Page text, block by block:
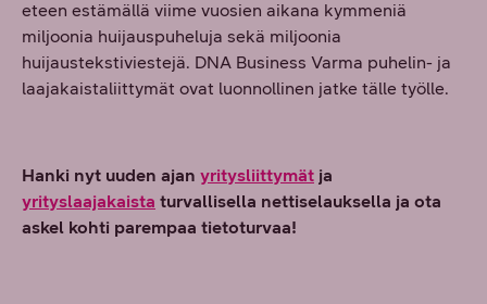
eteen estämällä viime vuosien aikana kymmeniä
miljoonia huijauspuheluja sekä miljoonia
huijaustekstiviestejä. DNA Business Varma puhelin- ja
laajakaistaliittymät ovat luonnollinen jatke tälle työlle.
Hanki nyt uuden ajan yritysliittymät ja
yrityslaajakaista turvallisella nettiselauksella ja ota
askel kohti parempaa tietoturvaa!